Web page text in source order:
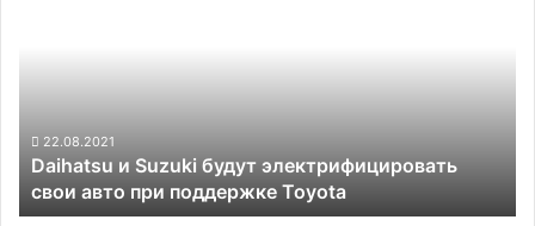
при
поддержке
Toyota
22.08.2021
Daihatsu и Suzuki будут электрифицировать
свои авто при поддержке Toyota